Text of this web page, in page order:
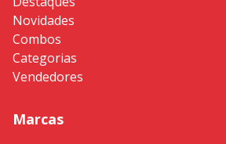
Novidades
Combos
Categorias
Vendedores
Marcas